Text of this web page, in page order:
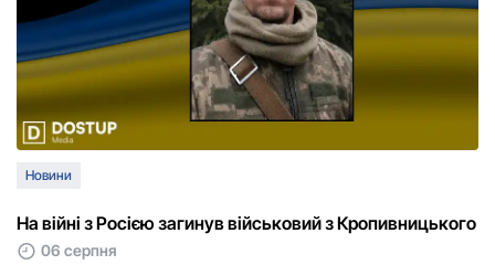
Новини
На війні з Росією загинув військовий з Кропивницького
06 серпня